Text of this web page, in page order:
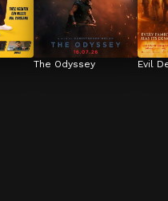
The Odyssey Evil